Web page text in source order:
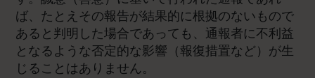
ば、たとえその報告が結果的に根拠のないもので
あると判明した場合であっても、通報者に不利益
となるような否定的な影響（報復措置など）が生
じることはありません。